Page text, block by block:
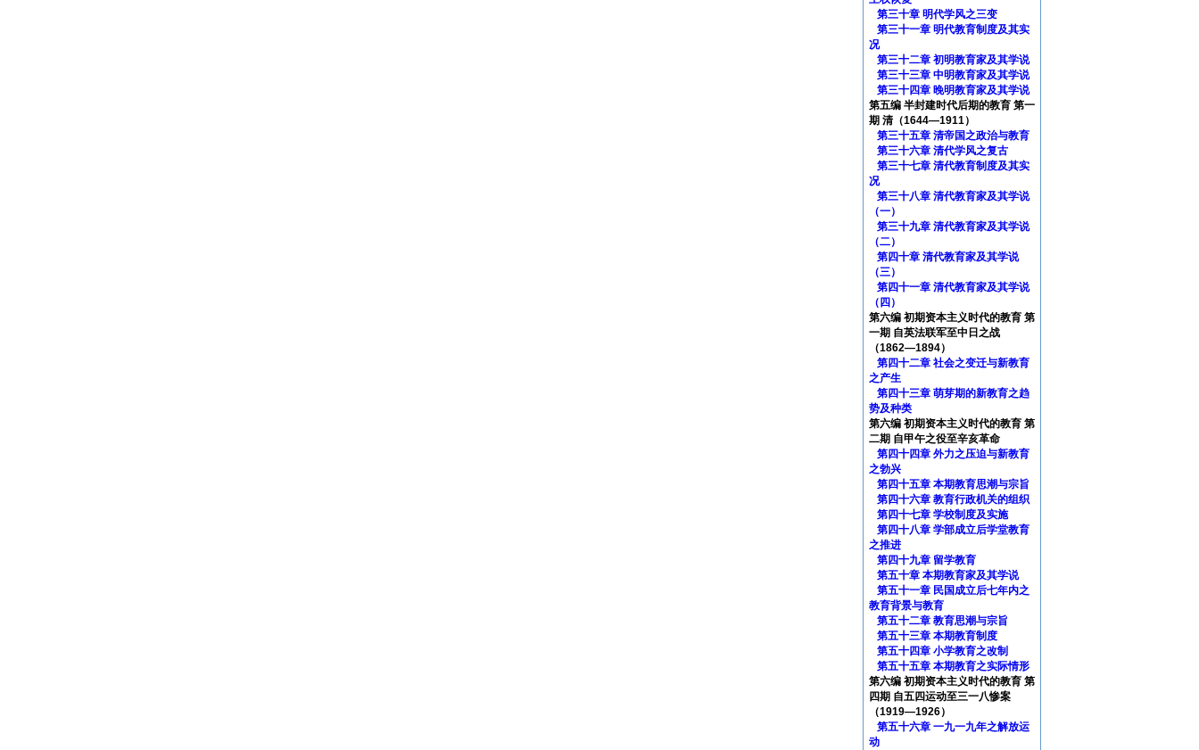
第三十章 明代学风之三变
第三十一章 明代教育制度及其实
况
第三十二章 初明教育家及其学说
第三十三章 中明教育家及其学说
第三十四章 晚明教育家及其学说
第五编 半封建时代后期的教育 第一
期 清（1644—1911）
第三十五章 清帝国之政治与教育
第三十六章 清代学风之复古
第三十七章 清代教育制度及其实
况
第三十八章 清代教育家及其学说
（一）
第三十九章 清代教育家及其学说
（二）
第四十章 清代教育家及其学说
（三）
第四十一章 清代教育家及其学说
（四）
第六编 初期资本主义时代的教育 第
一期 自英法联军至中日之战
（1862—1894）
第四十二章 社会之变迁与新教育
之产生
第四十三章 萌芽期的新教育之趋
势及种类
第六编 初期资本主义时代的教育 第
二期 自甲午之役至辛亥革命
第四十四章 外力之压迫与新教育
之勃兴
第四十五章 本期教育思潮与宗旨
第四十六章 教育行政机关的组织
第四十七章 学校制度及实施
第四十八章 学部成立后学堂教育
之推进
第四十九章 留学教育
第五十章 本期教育家及其学说
第五十一章 民国成立后七年内之
教育背景与教育
第五十二章 教育思潮与宗旨
第五十三章 本期教育制度
第五十四章 小学教育之改制
第五十五章 本期教育之实际情形
第六编 初期资本主义时代的教育 第
四期 自五四运动至三一八惨案
（1919—1926）
第五十六章 一九一九年之解放运
动